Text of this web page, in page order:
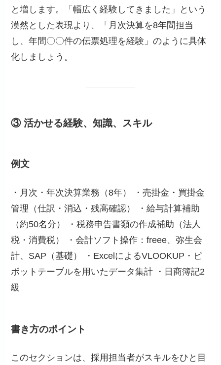
と増します。「幅広く経験してきました」という
漠然とした表現より、「月次決算を8年間担当
し、年間〇〇件の伝票処理を経験」のように具体
化しましょう。
③ 活かせる経験、知識、スキル
例文
・月次・年次決算業務（8年） ・売掛金・買掛金
管理（仕訳・消込・残高確認） ・給与計算補助
（約50名分） ・税務申告書類の作成補助（法人
税・消費税） ・会計ソフト操作：freee、弥生会
計、SAP（基礎） ・ExcelによるVLOOKUP・ピ
ボットテーブルを用いたデータ集計 ・日商簿記2
級
書き方のポイント
このセクションは、採用担当者がスキルをひと目